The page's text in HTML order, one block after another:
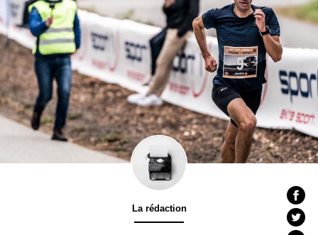
La rédaction